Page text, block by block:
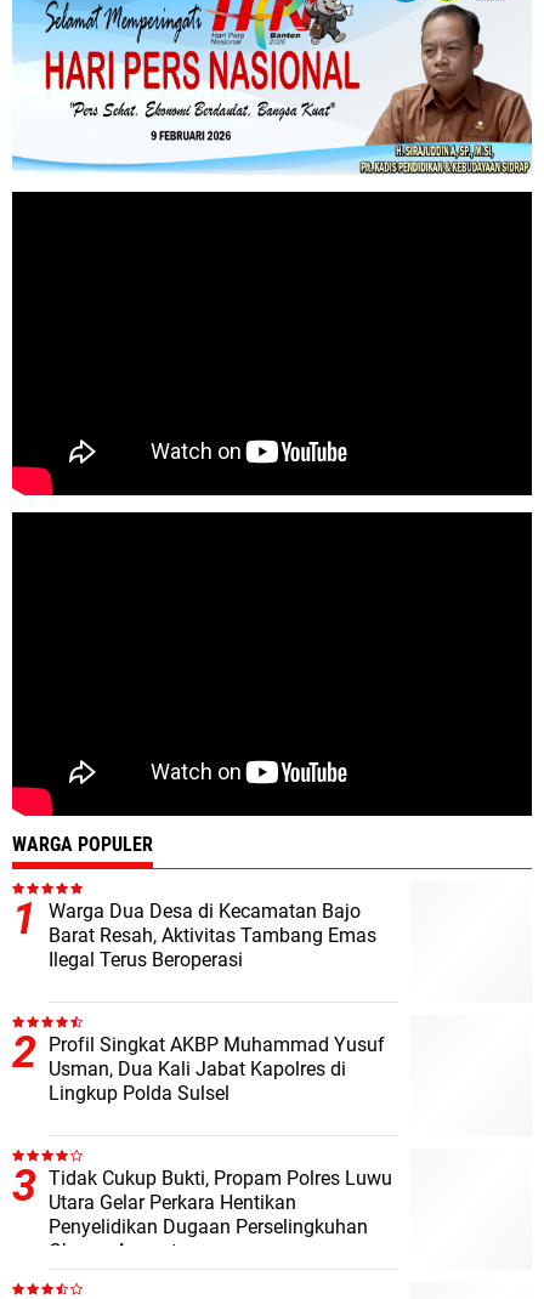
WARGA POPULER
Warga Dua Desa di Kecamatan Bajo
Barat Resah, Aktivitas Tambang Emas
Ilegal Terus Beroperasi
Profil Singkat AKBP Muhammad Yusuf
Usman, Dua Kali Jabat Kapolres di
Lingkup Polda Sulsel
Tidak Cukup Bukti, Propam Polres Luwu
Utara Gelar Perkara Hentikan
Penyelidikan Dugaan Perselingkuhan
Oknum Anggota